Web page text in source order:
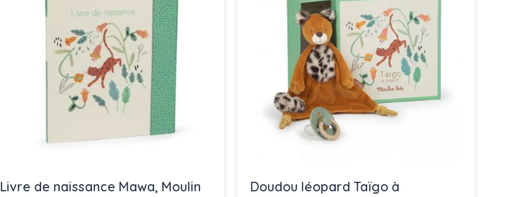
Livre de naissance Mawa, Moulin
Doudou léopard Taïgo à